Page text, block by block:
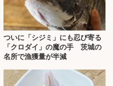
ついに「シジミ」にも忍び寄る
「クロダイ」の魔の手 茨城の
名所で漁獲量が半減